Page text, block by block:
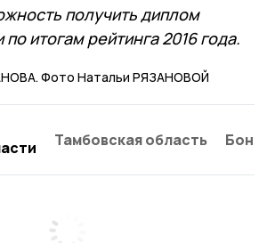
получить диплом
итогам рейтинга 2016 года.
Фото Натальи РЯЗАНОВОЙ
Тамбовская область